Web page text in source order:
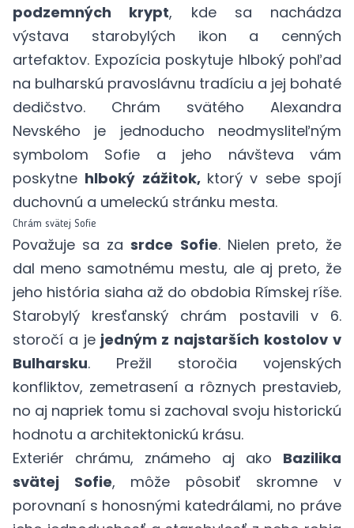
podzemných krypt, kde sa nachádza
výstava starobylých ikon a cenných
artefaktov. Expozícia poskytuje hlboký pohľad
na bulharskú pravoslávnu tradíciu a jej bohaté
dedičstvo. Chrám svätého Alexandra
Nevského je jednoducho neodmysliteľným
symbolom Sofie a jeho návšteva vám
poskytne hlboký zážitok, ktorý v sebe spojí
duchovnú a umeleckú stránku mesta.
Chrám svätej Sofie
Považuje sa zasrdce Sofie. Nielen preto, že
dal meno samotnému mestu, ale aj preto, že
jeho história siaha až do obdobia Rímskej ríše.
Starobylý kresťanský chrám postavili v 6.
storočí a jejedným z najstarších kostolov v
Bulharsku. Prežil storočia vojenských
konfliktov, zemetrasení a rôznych prestavieb,
no aj napriek tomu si zachoval svoju historickú
hodnotu a architektonickú krásu.
Exteriér chrámu, známeho aj ako Bazilika
svätej Sofie, môže pôsobiť skromne v
porovnaní s honosnými katedrálami, no práve